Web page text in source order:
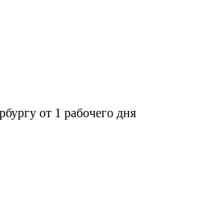
от 1 рабочего дня